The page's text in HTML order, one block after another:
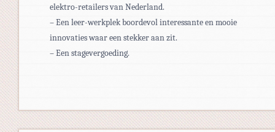
elektro-retailers van Nederland.
– Een leer-werkplek boordevol interessante en mooie
innovaties waar een stekker aan zit.
– Een stagevergoeding.